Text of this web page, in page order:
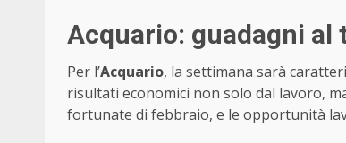
Acquario: guadagni al
Per l’Acquario, la settimana sarà
risultati economici non solo dal lavoro,
fortunate di febbraio, e le opportunità